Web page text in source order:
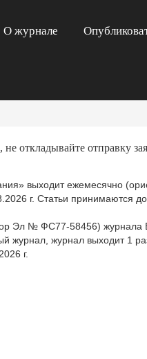
О журнале
откладывайте отправку
выходит ежемесячно
г. Статьи принимаются до
Эл № ФС77-58456) журнала
журнал, журнал выходит 1
г.